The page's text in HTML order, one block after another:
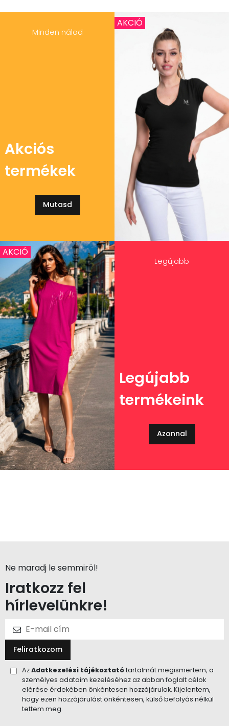
Minden nálad
Akciós
termékek
Mutasd
AKCIÓ
Legújabb
Legújabb
termékeink
Azonnal
AKCIÓ
Ne maradj le semmiröl!
Iratkozz fel
hírlevelünkre!
Feliratkozom
AzAdatkezelési tájékoztatótartalmát megismertem, a
személyes adataim kezeléséhez az abban foglalt célok
elérése érdekében önkéntesen hozzájárulok. Kijelentem,
hogy ezen hozzájárulást önkéntesen, külső befolyás nélkül
tettem meg.